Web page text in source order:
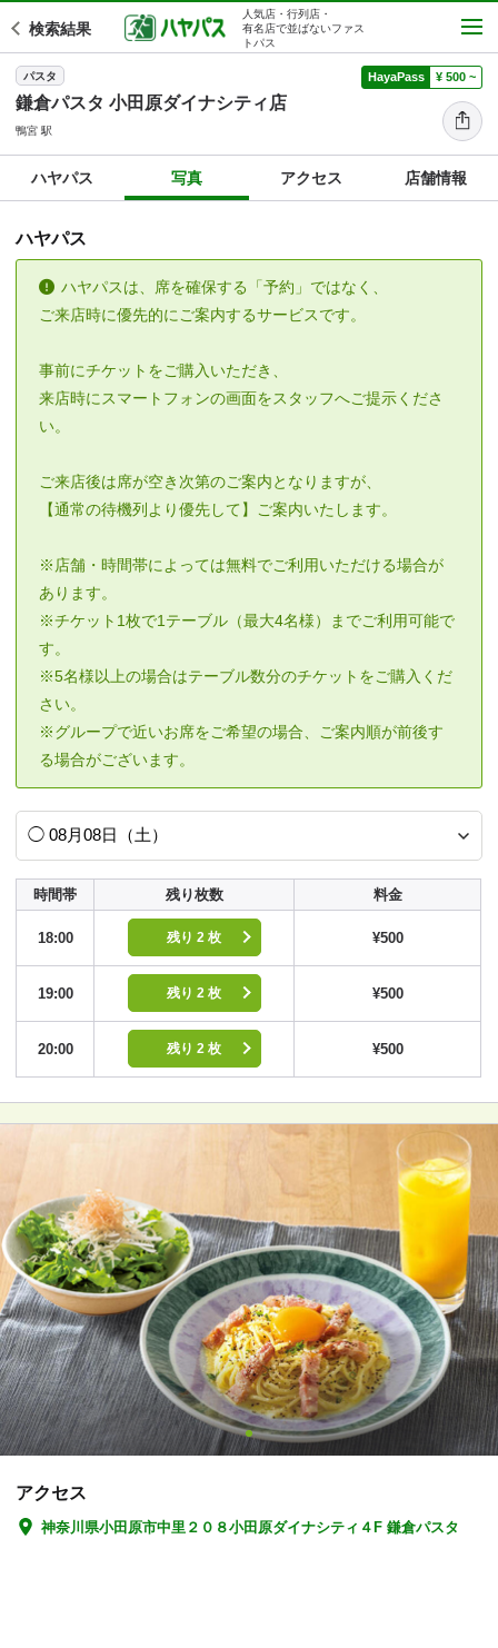
検索結果
人気店・行列店・
有名店で並ばないファス
トパス
パスタ
鎌倉パスタ 小田原ダイナシティ店
鴨宮 駅
HayaPass ¥ 500 ~
ハヤパス 写真 アクセス 店舗情報
ハヤパス
ハヤパスは、席を確保する「予約」ではなく、
ご来店時に優先的にご案内するサービスです。
事前にチケットをご購入いただき、
来店時にスマートフォンの画面をスタッフへご提示くださ
い。
ご来店後は席が空き次第のご案内となりますが、
【通常の待機列より優先して】ご案内いたします。
※店舗・時間帯によっては無料でご利用いただける場合が
あります。
※チケット1枚で1テーブル（最大4名様）までご利用可能で
す。
※5名様以上の場合はテーブル数分のチケットをご購入くだ
さい。
※グループで近いお席をご希望の場合、ご案内順が前後す
る場合がございます。
時間帯 残り枚数 料金
18:00 残り 2 枚 ¥500
19:00 残り 2 枚 ¥500
20:00 残り 2 枚 ¥500
アクセス
神奈川県小田原市中里２０８小田原ダイナシティ４F 鎌倉パスタ